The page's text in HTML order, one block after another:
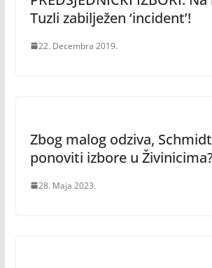
Tuzli zabilježen ‘incident’!
22. Decembra 2019.
Zbog malog odziva,
ponoviti izbore u
28. Maja 2023.